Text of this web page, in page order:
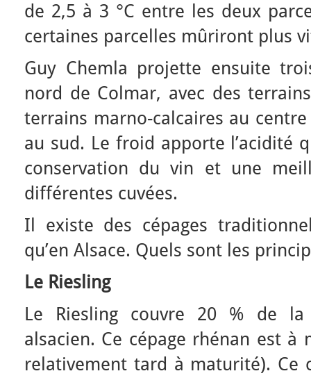
de 2,5 à 3 °C entre les deux
certaines parcelles mûriront plus
Guy Chemla projette ensuite
nord de Colmar, avec des
terrains marno-calcaires au
au sud. Le froid apporte l’acidité
conservation du vin et une
différentes cuvées.
Il existe des cépages
qu’en Alsace. Quels sont les
Le Riesling
Le Riesling couvre 20 % de la
alsacien. Ce cépage rhénan est
relativement tard à maturité). Ce